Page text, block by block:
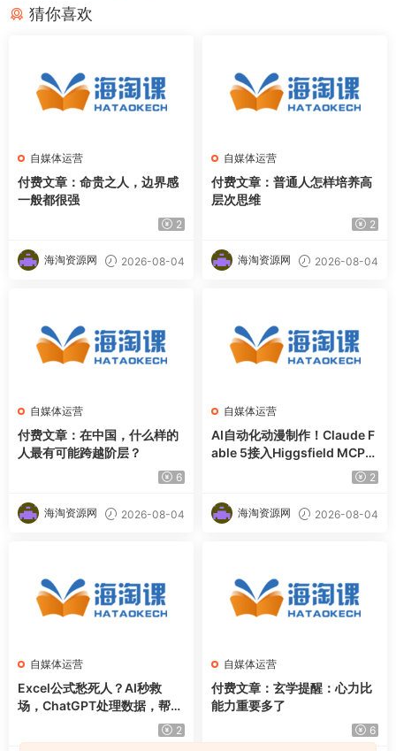
猜你喜欢
自媒体运营
付费文章：命贵之人，边界感
一般都很强
2
海淘资源网 2026-08-04
自媒体运营
付费文章：普通人怎样培养高
层次思维
2
海淘资源网 2026-08-04
自媒体运营
付费文章：在中国，什么样的
人最有可能跨越阶层？
6
海淘资源网 2026-08-04
自媒体运营
AI自动化动漫制作！Claude F
able 5接入Higgsfield MCP，
2
海淘资源网 2026-08-04
自媒体运营
Excel公式愁死人？AI秒救
场，ChatGPT处理数据，帮你
甩枯燥办公，摸鱼时间直接翻
倍【原创双语字幕】
2
自媒体运营
付费文章：玄学提醒：心力比
能力重要多了
6